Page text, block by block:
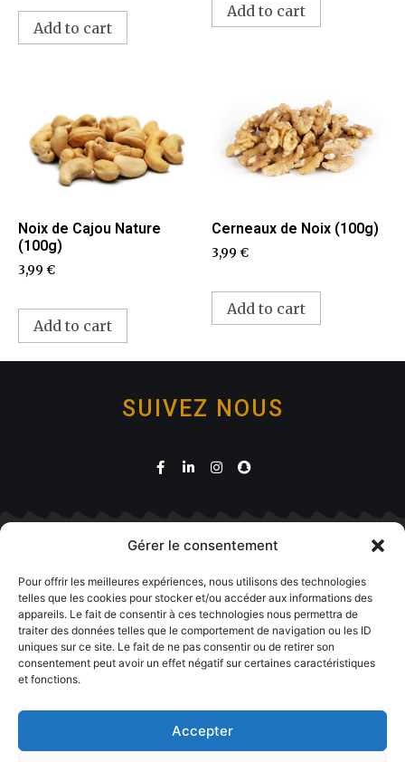
Gérer le consentement
Pour offrir les meilleures expériences, nous utilisons des technologies
telles que les cookies pour stocker et/ou accéder aux informations des
appareils. Le fait de consentir à ces technologies nous permettra de
traiter des données telles que le comportement de navigation ou les ID
uniques sur ce site. Le fait de ne pas consentir ou de retirer son
consentement peut avoir un effet négatif sur certaines caractéristiques
et fonctions.
Accepter
Add to cart
Add to cart
Noix de Cajou Nature
(100g)
3,99 €
Add to cart
Cerneaux de Noix (100g)
3,99 €
Add to cart
SUIVEZ NOUS
Contact